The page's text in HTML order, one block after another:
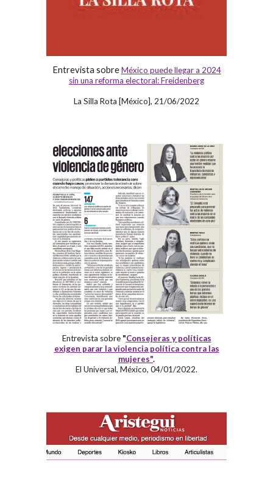
Entrevista sobreMéxico puede llegar a 2024
sin una reforma electoral: Freidenberg
La Silla Rota [México], 21/06/2022
Entrevista sobre "Consejeras y políticas
exigen parar la violencia política contra las
mujeres".
El Universal, México, 04/01/2022.